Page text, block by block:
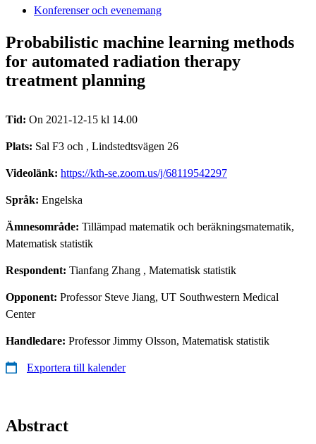
Konferenser och evenemang
Probabilistic machine learning methods
for automated radiation therapy
treatment planning
Tid: On 2021-12-15 kl 14.00
Plats: Sal F3 och , Lindstedtsvägen 26
Videolänk: https://kth-se.zoom.us/j/68119542297
Språk: Engelska
Ämnesområde: Tillämpad matematik och beräkningsmatematik,
Matematisk statistik
Respondent: Tianfang Zhang , Matematisk statistik
Opponent: Professor Steve Jiang, UT Southwestern Medical
Center
Handledare: Professor Jimmy Olsson, Matematisk statistik
Exportera till kalender
Abstract